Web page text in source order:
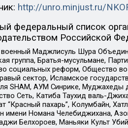
http://unro.minjust.ru/
федеральный список
Российской
Маджлисуль Шура
группа, Братья-мусульмане,
социальных реформ, Общество
сектор, Исламское
SHAM, АУМ Синрике,
Сеть, Катиба Таухид валь-
“Красный пахарь”, Колумбайн,
имени Номана Челебиджихана,
Белхороев, Маньяки Культ